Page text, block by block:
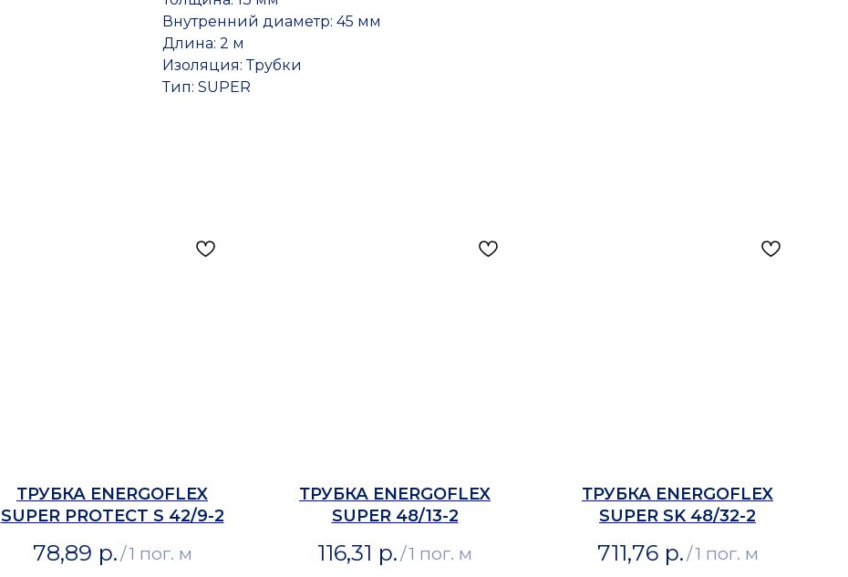
Внутренний диаметр: 45 мм
Длина: 2 м
Изоляция: Трубки
Тип: SUPER
ТРУБКА ENERGOFLEX
SUPER PROTECT S 42/9-2
78,89 р./1 пог. м
ТРУБКА ENERGOFLEX
SUPER 48/13-2
116,31 р./1 пог. м
ТРУБКА ENERGOFLEX
SUPER SK 48/32-2
711,76 р./1 пог. м